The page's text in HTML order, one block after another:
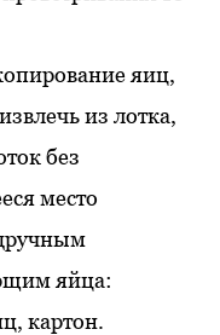
яиц,
из лотка,
без
место
яйца:
картон.